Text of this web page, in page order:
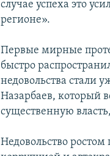
случае успеха это
регионе».
Первые мирные
быстро
недовольства стали
Назарбаев, который
существенную
Недовольство